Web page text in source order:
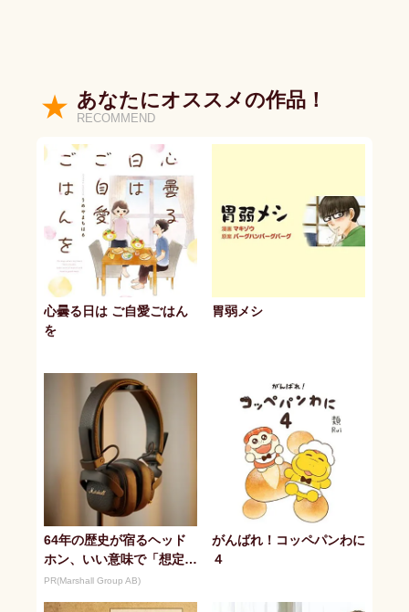
あなたにオススメの作品！
RECOMMEND
心曇る日は ご自愛ごはん
を
胃弱メシ
64年の歴史が宿るヘッド
ホン、いい意味で「想定
外」の音質
PR(Marshall Group AB)
がんばれ！コッペパンわに
４